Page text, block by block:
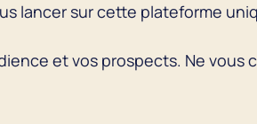
lancer sur cette plateforme
et vos prospects. Ne vous